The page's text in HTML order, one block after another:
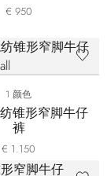
€ 950
1 颜色
锥形窄脚牛仔
裤
€ 1.150